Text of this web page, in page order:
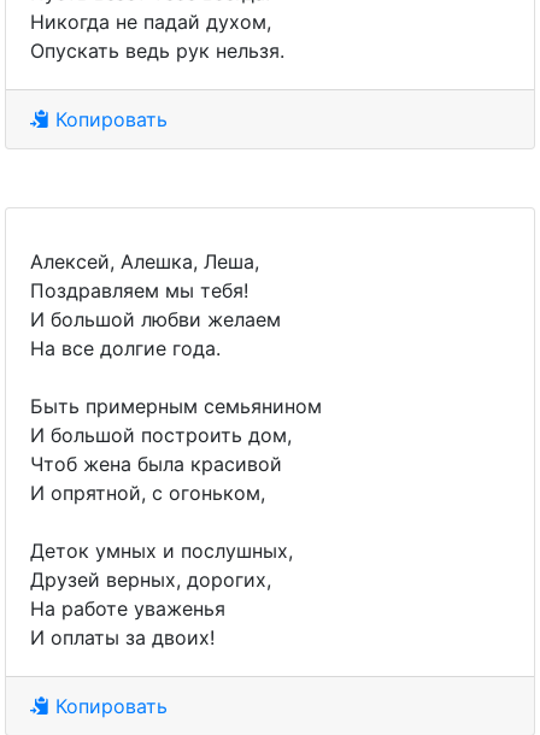
Никогда не падай духом,
Опускать ведь рук нельзя.
Копировать
Алексей, Алешка, Леша,
Поздравляем мы тебя!
И большой любви желаем
На все долгие года.
Быть примерным семьянином
И большой построить дом,
Чтоб жена была красивой
И опрятной, с огоньком,
Деток умных и послушных,
Друзей верных, дорогих,
На работе уваженья
И оплаты за двоих!
Копировать